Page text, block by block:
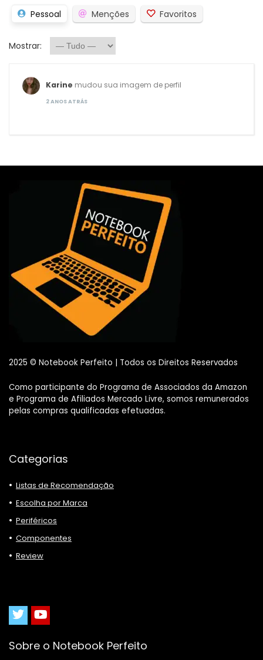
Pessoal Menções Favoritos
Mostrar:
Karine mudou sua imagem de perfil
2 ANOS ATRÁS
2025 © Notebook Perfeito | Todos os Direitos Reservados
Como participante do Programa de Associados da Amazon
e Programa de Afiliados Mercado Livre, somos remunerados
pelas compras qualificadas efetuadas.
Categorias
Listas de Recomendação
Escolha por Marca
Periféricos
Componentes
Review
Sobre o Notebook Perfeito